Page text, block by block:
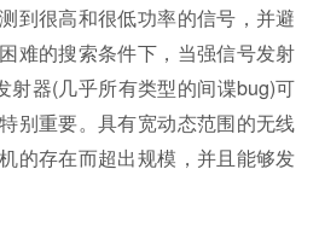
到很高和很低功率的信号，并避
难的搜索条件下，当强信号发射
射器(几乎所有类型的间谍bug)可
别重要。具有宽动态范围的无线
的存在而超出规模，并且能够发